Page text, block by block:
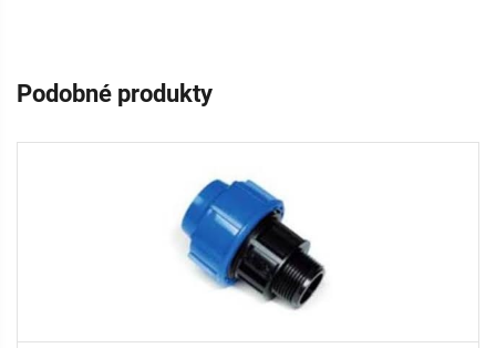
Podobné produkty